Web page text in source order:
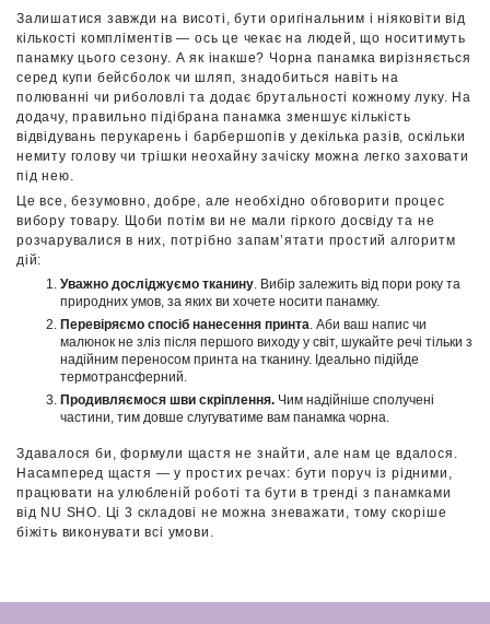
Залишатися завжди на висоті, бути оригінальним і ніяковіти від
кількості компліментів — ось це чекає на людей, що носитимуть
панамку цього сезону. А як інакше? Чорна панамка вирізняється
серед купи бейсболок чи шляп, знадобиться навіть на
полюванні чи риболовлі та додає брутальності кожному луку. На
додачу, правильно підібрана панамка зменшує кількість
відвідувань перукарень і барбершопів у декілька разів, оскільки
немиту голову чи трішки неохайну зачіску можна легко заховати
під нею.
Це все, безумовно, добре, але необхідно обговорити процес
вибору товару. Щоби потім ви не мали гіркого досвіду та не
розчарувалися в них, потрібно запам’ятати простий алгоритм
дій:
Уважно досліджуємо тканину. Вибір залежить від пори року та
природних умов, за яких ви хочете носити панамку.
Перевіряємо спосіб нанесення принта. Аби ваш напис чи
малюнок не зліз після першого виходу у світ, шукайте речі тільки з
надійним переносом принта на тканину. Ідеально підійде
термотрансферний.
Продивляємося шви скріплення. Чим надійніше сполучені
частини, тим довше слугуватиме вам панамка чорна.
Здавалося би, формули щастя не знайти, але нам це вдалося.
Насамперед щастя — у простих речах: бути поруч із рідними,
працювати на улюбленій роботі та бути в тренді з панамками
від NU SHO. Ці 3 складові не можна зневажати, тому скоріше
біжіть виконувати всі умови.